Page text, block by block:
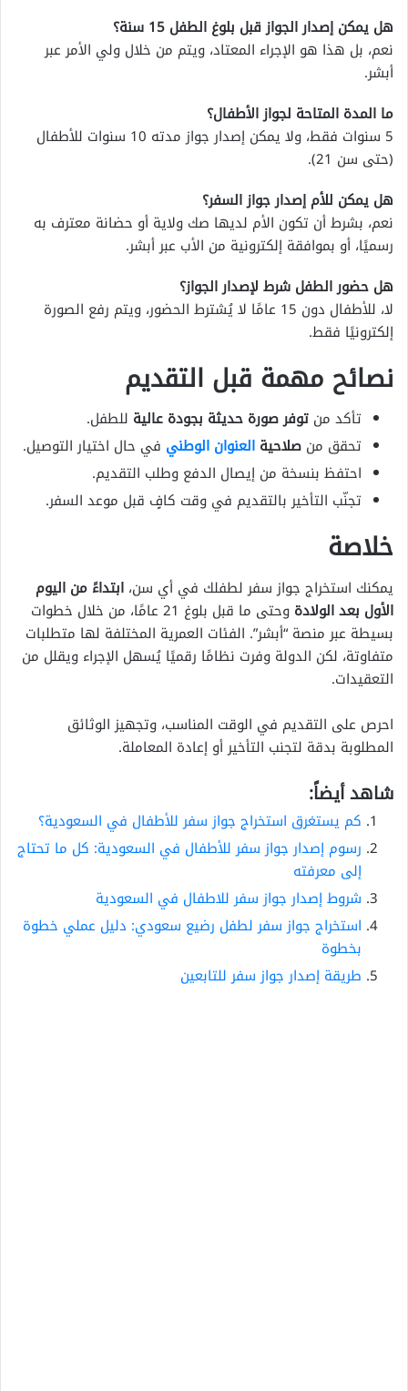
هل يمكن إصدار الجواز قبل بلوغ الطفل 15 سنة؟
نعم، بل هذا هو الإجراء المعتاد، ويتم من خلال ولي الأمر عبر
أبشر.
ما المدة المتاحة لجواز الأطفال؟
5 سنوات فقط، ولا يمكن إصدار جواز مدته 10 سنوات للأطفال
(حتى سن 21).
هل يمكن للأم إصدار جواز السفر؟
نعم، بشرط أن تكون الأم لديها صك ولاية أو حضانة معترف به
رسميًا، أو بموافقة إلكترونية من الأب عبر أبشر.
هل حضور الطفل شرط لإصدار الجواز؟
لا، للأطفال دون 15 عامًا لا يُشترط الحضور، ويتم رفع الصورة
إلكترونيًا فقط.
نصائح مهمة قبل التقديم
تأكد من توفر صورة حديثة بجودة عالية للطفل.
تحقق من صلاحية العنوان الوطني في حال اختيار التوصيل.
احتفظ بنسخة من إيصال الدفع وطلب التقديم.
تجنّب التأخير بالتقديم في وقت كافٍ قبل موعد السفر.
خلاصة
يمكنك استخراج جواز سفر لطفلك في أي سن، ابتداءً من اليوم
الأول بعد الولادة
وحتى ما قبل بلوغ 21 عامًا، من خلال خطوات
بسيطة عبر منصة “أبشر”. الفئات العمرية المختلفة لها متطلبات
متفاوتة، لكن الدولة وفرت نظامًا رقميًا يُسهل الإجراء ويقلل من
التعقيدات.
احرص على التقديم في الوقت المناسب، وتجهيز الوثائق
المطلوبة بدقة لتجنب التأخير أو إعادة المعاملة.
شاهد أيضاً:
كم يستغرق استخراج جواز سفر للأطفال في السعودية؟
رسوم إصدار جواز سفر للأطفال في السعودية: كل ما تحتاج
إلى معرفته
شروط إصدار جواز سفر للاطفال في السعودية
استخراج جواز سفر لطفل رضيع سعودي: دليل عملي خطوة
بخطوة
طريقة إصدار جواز سفر للتابعين